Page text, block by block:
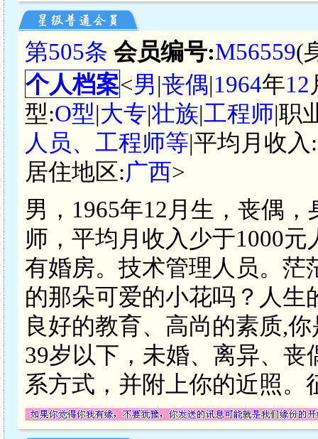
第505条 会员编号:M56559(
个人档案<男|丧偶|1964年12
型:O型|大专|壮族|工程师|职
人员、工程师等|平均月收入:
居住地区:广西>
男，1965年12月生，丧偶
师，平均月收入少于1000
有婚房。技术管理人员。茫
的那朵可爱的小花吗？人
良好的教育、高尚的素质,
39岁以下，未婚、离异、
系方式，并附上你的近照。